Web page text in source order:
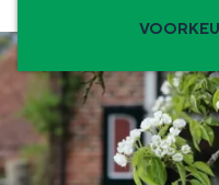
m
a
De
de
z
o
e
k
e
e
p
r
e